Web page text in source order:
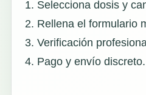
1. Selecciona dosis y
2. Rellena el formulario
3. Verificación
4. Pago y envío discreto.